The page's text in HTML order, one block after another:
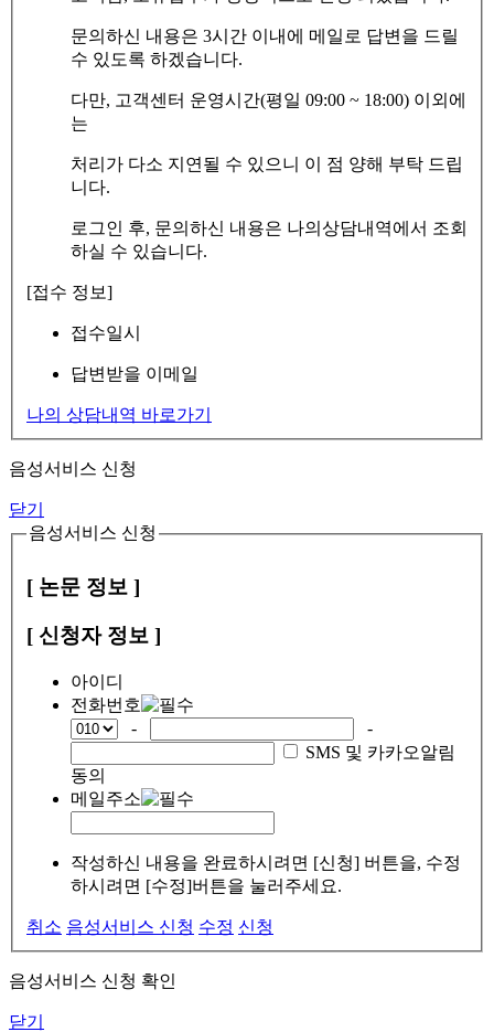
문의하신 내용은 3시간 이내에 메일로 답변을 드릴
수 있도록 하겠습니다.
다만, 고객센터 운영시간(평일 09:00 ~ 18:00) 이외에
는
처리가 다소 지연될 수 있으니 이 점 양해 부탁 드립
니다.
로그인 후, 문의하신 내용은 나의상담내역에서 조회
하실 수 있습니다.
[접수 정보]
접수일시
답변받을 이메일
나의 상담내역 바로가기
음성서비스 신청
닫기
음성서비스 신청
[ 논문 정보 ]
[ 신청자 정보 ]
아이디
전화번호
-
-
SMS 및 카카오알림
동의
메일주소
작성하신 내용을 완료하시려면 [신청] 버튼을, 수정
하시려면 [수정]버튼을 눌러주세요.
취소 음성서비스 신청 수정 신청
음성서비스 신청 확인
닫기